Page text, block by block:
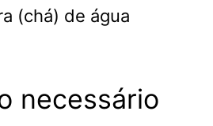
(chá) de água
necessário